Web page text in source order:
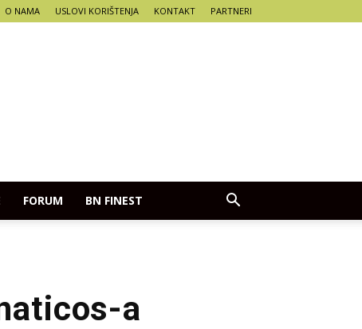
O NAMA USLOVI KORIŠTENJA KONTAKT PARTNERI
FORUM BN FINEST
a